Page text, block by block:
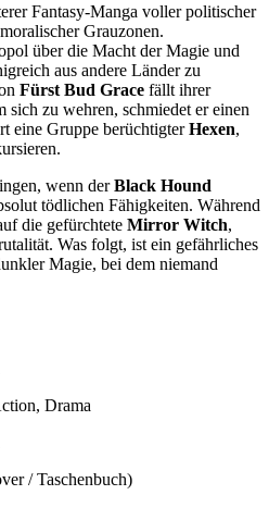
Fantasy-Manga voller politischer
Grauzonen.
über die Macht der Magie und
aus andere Länder zu
Fürst Bud Grace fällt ihrer
zu wehren, schmiedet er einen
eine Gruppe berüchtigterHexen,
wenn derBlack Hound
tödlichen Fähigkeiten. Während
die gefürchtete Mirror Witch,
Was folgt, ist ein gefährliches
Magie, bei dem niemand
Drama
/ Taschenbuch)